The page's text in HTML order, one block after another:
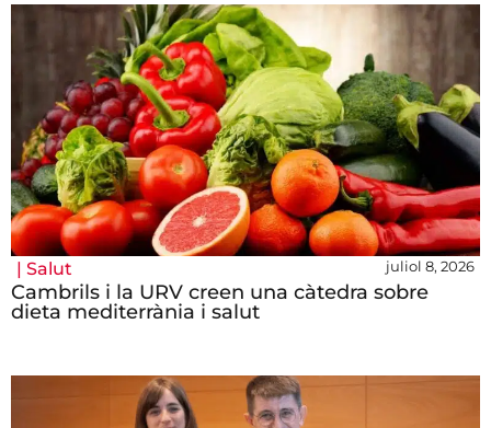
| Salut juliol 8, 2026
Cambrils i la URV creen una càtedra sobre
dieta mediterrània i salut